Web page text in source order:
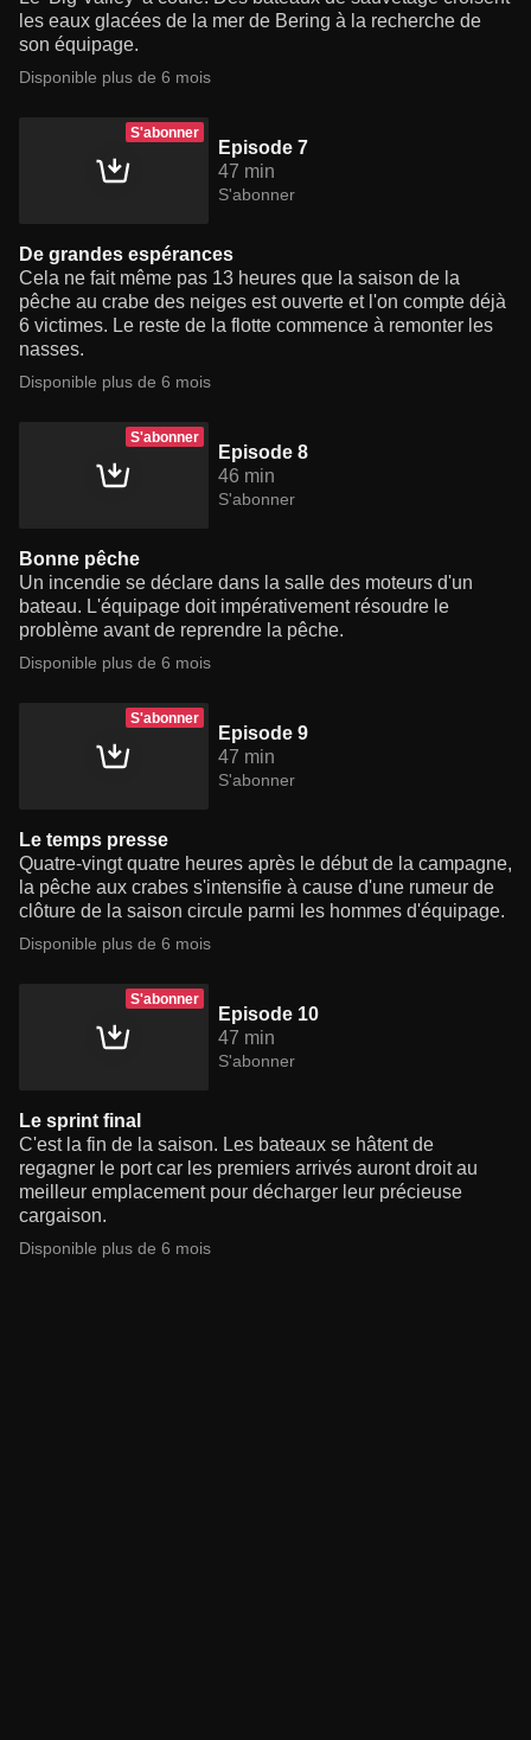
les eaux glacées de la mer de Bering à la recherche de
son équipage.
Disponible plus de 6 mois
S'abonner
Episode 7
47 min
S'abonner
De grandes espérances
Cela ne fait même pas 13 heures que la saison de la
pêche au crabe des neiges est ouverte et l'on compte déjà
6 victimes. Le reste de la flotte commence à remonter les
nasses.
Disponible plus de 6 mois
S'abonner
Episode 8
46 min
S'abonner
Bonne pêche
Un incendie se déclare dans la salle des moteurs d'un
bateau. L'équipage doit impérativement résoudre le
problème avant de reprendre la pêche.
Disponible plus de 6 mois
S'abonner
Episode 9
47 min
S'abonner
Le temps presse
Quatre-vingt quatre heures après le début de la campagne,
la pêche aux crabes s'intensifie à cause d'une rumeur de
clôture de la saison circule parmi les hommes d'équipage.
Disponible plus de 6 mois
S'abonner
Episode 10
47 min
S'abonner
Le sprint final
C'est la fin de la saison. Les bateaux se hâtent de
regagner le port car les premiers arrivés auront droit au
meilleur emplacement pour décharger leur précieuse
cargaison.
Disponible plus de 6 mois